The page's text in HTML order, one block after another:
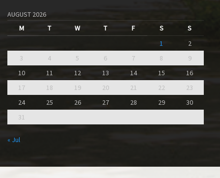
AUGUST 2026
M
T W T F S
S
1
2
3
4 5 6 7 8
9
10
11 12 13 14 15
16
17
18 19 20 21 22
23
24
25 26 27 28 29
30
31
« Jul